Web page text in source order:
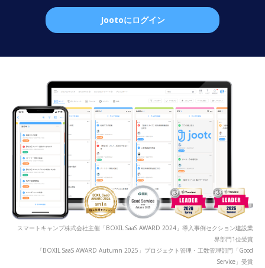
Jootoにログイン
スマートキャンプ株式会社主催「BOXIL SaaS AWARD 2024」導入事例セクション建設業
界部門1位受賞
「BOXIL SaaS AWARD Autumn 2025」プロジェクト管理・工数管理部門「Good
Service」受賞